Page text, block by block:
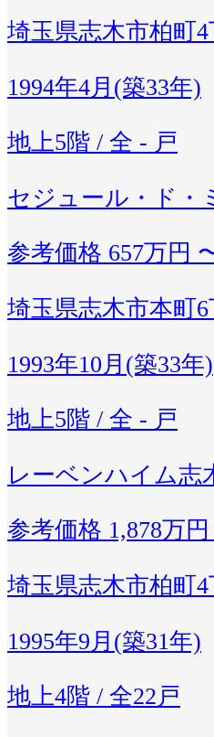
埼玉県志木市柏町4
1994年4月(築33年)
地上5階 / 全 - 戸
セジュール・ド・
参考価格 657万円
埼玉県志木市本町6
1993年10月(築33年)
地上5階 / 全 - 戸
レーベンハイム志
参考価格 1,878万
埼玉県志木市柏町4
1995年9月(築31年)
地上4階 / 全22戸